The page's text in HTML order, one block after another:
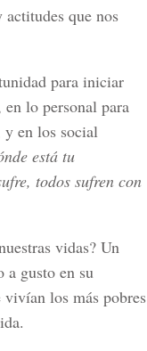
que nos
para iniciar
en lo personal para
y en los social
está tu
todos sufren con
vidas? Un
a gusto en su
vivían los más pobres